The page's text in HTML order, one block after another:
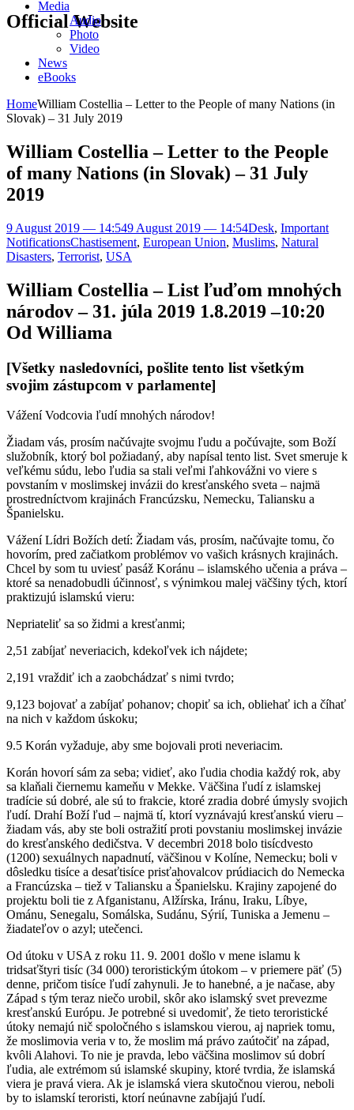
Official Website
Media
Audio
Photo
Video
News
eBooks
HomeWilliam Costellia – Letter to the People of many Nations (in
Slovak) – 31 July 2019
William Costellia – Letter to the People
of many Nations (in Slovak) – 31 July
2019
9 August 2019 — 14:549 August 2019 — 14:54Desk, Important
NotificationsChastisement, European Union, Muslims, Natural
Disasters, Terrorist, USA
William Costellia – List ľuďom mnohých
národov – 31. júla 2019 1.8.2019 –10:20
Od Williama
[Všetky nasledovníci, pošlite tento list všetkým
svojim zástupcom v parlamente]
Vážení Vodcovia ľudí mnohých národov!
Žiadam vás, prosím načúvajte svojmu ľudu a počúvajte, som Boží
služobník, ktorý bol požiadaný, aby napísal tento list. Svet smeruje k
veľkému súdu, lebo ľudia sa stali veľmi ľahkovážni vo viere s
povstaním v moslimskej invázii do kresťanského sveta – najmä
prostredníctvom krajinách Francúzsku, Nemecku, Taliansku a
Španielsku.
Vážení Lídri Božích detí: Žiadam vás, prosím, načúvajte tomu, čo
hovorím, pred začiatkom problémov vo vašich krásnych krajinách.
Chcel by som tu uviesť pasáž Koránu – islamského učenia a práva –
ktoré sa nenadobudli účinnosť, s výnimkou malej väčšiny tých, ktorí
praktizujú islamskú vieru:
Nepriateliť sa so židmi a kresťanmi;
2,51 zabíjať neveriacich, kdekoľvek ich nájdete;
2,191 vraždiť ich a zaobchádzať s nimi tvrdo;
9,123 bojovať a zabíjať pohanov; chopiť sa ich, obliehať ich a číhať
na nich v každom úskoku;
9.5 Korán vyžaduje, aby sme bojovali proti neveriacim.
Korán hovorí sám za seba; vidieť, ako ľudia chodia každý rok, aby
sa klaňali čiernemu kameňu v Mekke. Väčšina ľudí z islamskej
tradície sú dobré, ale sú to frakcie, ktoré zradia dobré úmysly svojich
ľudí. Drahí Boží ľud – najmä tí, ktorí vyznávajú kresťanskú vieru –
žiadam vás, aby ste boli ostražití proti povstaniu moslimskej invázie
do kresťanského dedičstva. V decembri 2018 bolo tisícdvesto
(1200) sexuálnych napadnutí, väčšinou v Kolíne, Nemecku; boli v
dôsledku tisíce a desaťtisíce prisťahovalcov prúdiacich do Nemecka
a Francúzska – tiež v Taliansku a Španielsku. Krajiny zapojené do
projektu boli tie z Afganistanu, Alžírska, Iránu, Iraku, Líbye,
Ománu, Senegalu, Somálska, Sudánu, Sýrií, Tuniska a Jemenu –
žiadateľov o azyl; utečenci.
Od útoku v USA z roku 11. 9. 2001 došlo v mene islamu k
tridsaťštyri tisíc (34 000) teroristickým útokom – v priemere päť (5)
denne, pričom tisíce ľudí zahynuli. Je to hanebné, a je načase, aby
Západ s tým teraz niečo urobil, skôr ako islamský svet prevezme
kresťanskú Európu. Je potrebné si uvedomiť, že tieto teroristické
útoky nemajú nič spoločného s islamskou vierou, aj napriek tomu,
že moslimovia veria v to, že moslim má právo zaútočiť na západ,
kvôli Alahovi. To nie je pravda, lebo väčšina moslimov sú dobrí
ľudia, ale extrémom sú islamské skupiny, ktoré tvrdia, že islamská
viera je pravá viera. Ak je islamská viera skutočnou vierou, neboli
by to islamskí teroristi, ktorí neúnavne zabíjajú ľudí.